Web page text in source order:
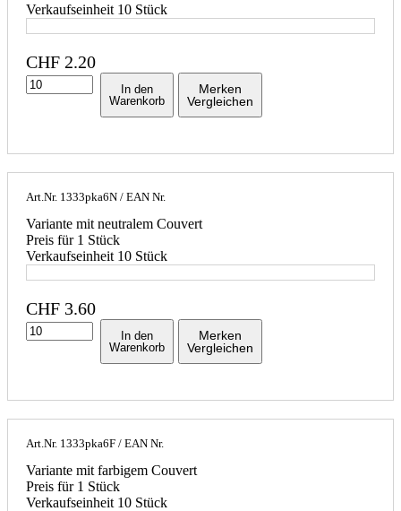
Verkaufseinheit 10 Stück
CHF 2.20
In den
Warenkorb
Merken
Vergleichen
Art.Nr. 1333pka6N / EAN Nr.
Variante mit neutralem Couvert
Preis für 1 Stück
Verkaufseinheit 10 Stück
CHF 3.60
In den
Warenkorb
Merken
Vergleichen
Art.Nr. 1333pka6F / EAN Nr.
Variante mit farbigem Couvert
Preis für 1 Stück
Verkaufseinheit 10 Stück